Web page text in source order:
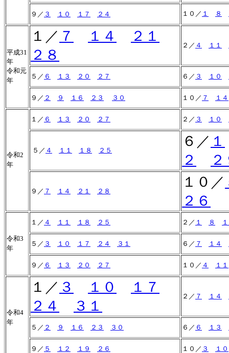
９／ ３ １０ １７ ２４ １０／ １ ８
平成31
年
令和元
年
１／ ７ １４
２１
２８
２／ ４ １１
５／ ６ １３ ２０ ２７ ６／ ３ １０
９／ ２ ９ １６ ２３ ３０ １０／ ７ １４
令和2
年
１／ ６ １３ ２０ ２７ ２／ ３ １０
５／ ４ １１ １８ ２５
６／ １
２
９／ ７ １４ ２１ ２８
１０／
２６
令和3
年
１／ ４ １１ １８ ２５ ２／ １ ８
５／ ３ １０ １７ ２４ ３１ ６／ ７ １４
９／ ６ １３ ２０ ２７ １０／ ４ １１
令和4
年
１／ ３ １０
１７
２４
３１
２／ ７ １４
５／ ２ ９ １６ ２３ ３０ ６／ ６ １３
９／ ５ １２ １９ ２６ １０／ ３ １０